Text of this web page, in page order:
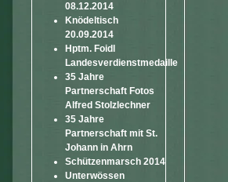
08.12.2014
Knödeltisch
20.09.2014
Hptm. Foidl
Landesverdienstmedaille
35 Jahre
Partnerschaft Fotos
Alfred Stolzlechner
35 Jahre
Partnerschaft mit St.
Johann in Ahrn
Schützenmarsch 2014
Unterwössen